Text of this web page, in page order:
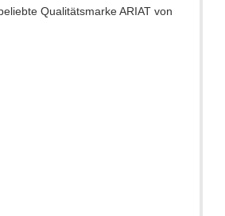
Qualitätsmarke ARIAT von